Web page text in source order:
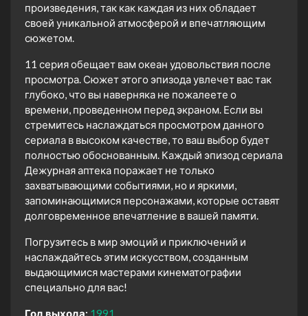
произведения, так как каждая из них обладает
своей уникальной атмосферой и впечатляющим
сюжетом.
11 серия обещает вам океан удовольствия после
просмотра. Сюжет этого эпизода увлечет вас так
глубоко, что вы наверняка не пожалеете о
времени, проведенном перед экраном. Если вы
стремитесь наслаждаться просмотром данного
сериала в высоком качестве, то ваш выбор будет
полностью обоснованным. Каждый эпизод сериала
Дежурная аптека поражает не только
захватывающими событиями, но и яркими,
запоминающимися персонажами, которые оставят
долговременное впечатление в вашей памяти.
Погрузитесь в мир эмоций и приключений и
наслаждайтесь этим искусством, созданным
выдающимися мастерами кинематографии
специально для вас!
Год выхода: 1991